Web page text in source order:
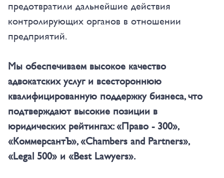
предотвратили дальнейшие действия
контролирующих органов в отношении
предприятий.
Мы обеспечиваем высокое качество
адвокатских услуг и всестороннюю
квалифицированную поддержку бизнеса, что
подтверждают высокие позиции в
юридических рейтингах: «Право - 300»,
«КоммерсантЪ», «Chambers and Partners»,
«Legal 500» и «Best Lawyers».